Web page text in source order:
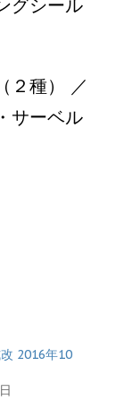
グシール
２種） ／
サーベル
2016年10